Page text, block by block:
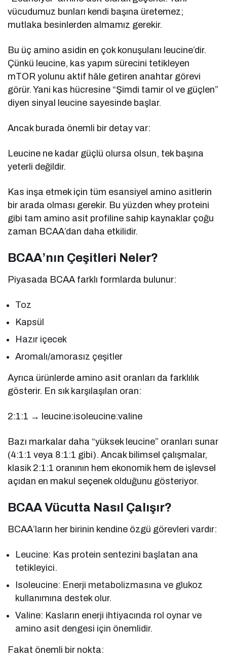
vücudumuz bunları kendi başına üretemez;
mutlaka besinlerden almamız gerekir.
Bu üç amino asidin en çok konuşulanı leucine’dir.
Çünkü leucine, kas yapım sürecini tetikleyen
mTOR yolunu aktif hâle getiren anahtar görevi
görür. Yani kas hücresine “Şimdi tamir ol ve güçlen”
diyen sinyal leucine sayesinde başlar.
Ancak burada önemli bir detay var:
Leucine ne kadar güçlü olursa olsun, tek başına
yeterli değildir.
Kas inşa etmek için tüm esansiyel amino asitlerin
bir arada olması gerekir. Bu yüzden whey proteini
gibi tam amino asit profiline sahip kaynaklar çoğu
zaman BCAA’dan daha etkilidir.
BCAA’nın Çeşitleri Neler?
Piyasada BCAA farklı formlarda bulunur:
Toz
Kapsül
Hazır içecek
Aromalı/amorasız çeşitler
Ayrıca ürünlerde amino asit oranları da farklılık
gösterir. En sık karşılaşılan oran:
2:1:1 → leucine:isoleucine:valine
Bazı markalar daha “yüksek leucine” oranları sunar
(4:1:1 veya 8:1:1 gibi). Ancak bilimsel çalışmalar,
klasik 2:1:1 oranının hem ekonomik hem de işlevsel
açıdan en makul seçenek olduğunu gösteriyor.
BCAA Vücutta Nasıl Çalışır?
BCAA’ların her birinin kendine özgü görevleri vardır:
Leucine: Kas protein sentezini başlatan ana
tetikleyici.
Isoleucine: Enerji metabolizmasına ve glukoz
kullanımına destek olur.
Valine: Kasların enerji ihtiyacında rol oynar ve
amino asit dengesi için önemlidir.
Fakat önemli bir nokta: